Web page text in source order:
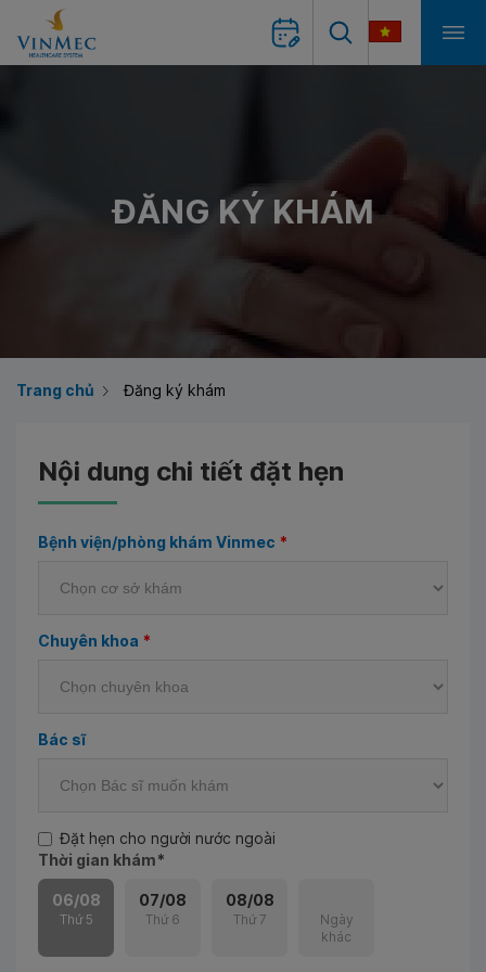
ĐĂNG KÝ KHÁM
Trang chủ Đăng ký khám
Nội dung chi tiết đặt hẹn
Bệnh viện/phòng khám Vinmec *
Chuyên khoa *
Bác sĩ
Đặt hẹn cho người nước ngoài
Thời gian khám*
06/08
Thứ 5
07/08
Thứ 6
08/08
Thứ 7
Ngày
khác